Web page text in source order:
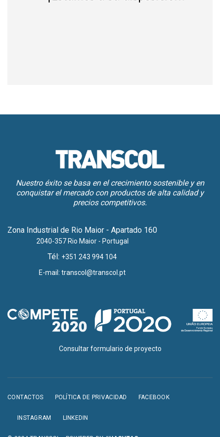
Nuestro éxito se basa en el crecimiento sostenible y en
conquistar el mercado con productos de alta calidad y
precios competitivos.
Zona Industrial de Rio Maior - Apartado 160
2040-357 Rio Maior - Portugal
Tél: +351 243 994 104
E-mail: transcol@transcol.pt
Consultar formulario de proyecto
CONTACTOS POLÍTICA DE PRIVACIDAD FACEBOOK
INSTAGRAM LINKEDIN